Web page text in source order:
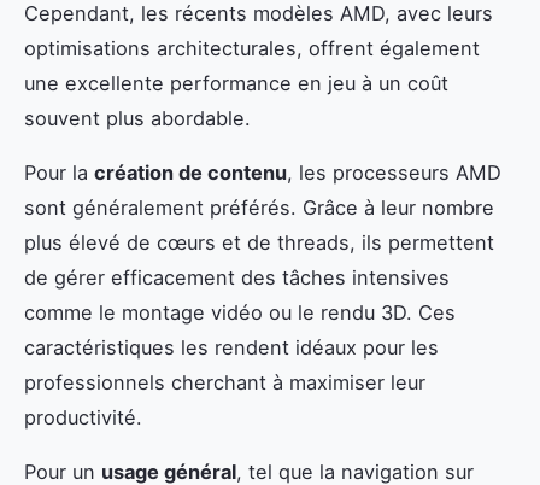
Cependant, les récents modèles AMD, avec leurs
optimisations architecturales, offrent également
une excellente performance en jeu à un coût
souvent plus abordable.
Pour la création de contenu, les processeurs AMD
sont généralement préférés. Grâce à leur nombre
plus élevé de cœurs et de threads, ils permettent
de gérer efficacement des tâches intensives
comme le montage vidéo ou le rendu 3D. Ces
caractéristiques les rendent idéaux pour les
professionnels cherchant à maximiser leur
productivité.
Pour un usage général, tel que la navigation sur